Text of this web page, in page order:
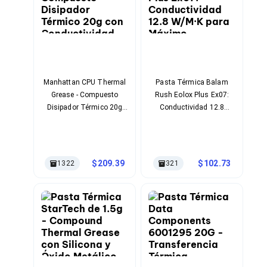
Bluetooth
Adaptadores Video
Adaptadores Video DisplayPort
Adaptadores Video DVI
Adaptadores Video VGA / HD15
Repetidores USB
Teclados Numéricos
Controles de Juego para PC
Servidores
Accesorios para Servidores
Racks y Gabinetes
Charolas para Racks y Gabinetes
Manhattan CPU Thermal
Grease - Compuesto
Disipador Térmico 20g
1322 209.39
Pasta Térmica Balam
Rush Eolox Plus Ex07:
Conductividad 12.8
321 102.73